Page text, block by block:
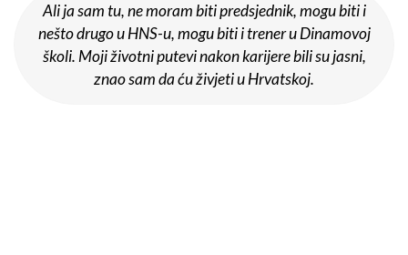
Ali ja sam tu, ne moram biti predsjednik, mogu biti i
nešto drugo u HNS-u, mogu biti i trener u Dinamovoj
školi. Moji životni putevi nakon karijere bili su jasni,
znao sam da ću živjeti u Hrvatskoj.